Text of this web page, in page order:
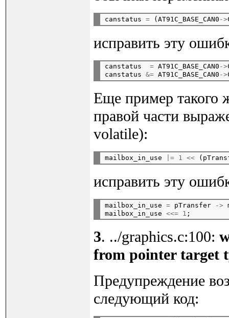
canstatus = (AT91C_BASE_CAN0 ->
исправить эту
canstatus = AT91C_BASE_CAN0 ->
canstatus &= AT91C_BASE_CAN0 ->
Еще пример такого
правой части
volatile):
mailbox_in_use |= 1 <<
исправить эту
mailbox_in_use = pTransfer ->
mailbox_in_use <<= 1
3. ../graphics.c:100:
from pointer target
Предупреждение
следующий код: